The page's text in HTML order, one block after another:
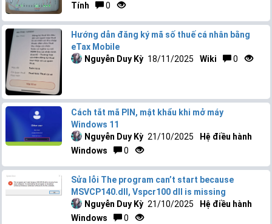
Tính
0
Hướng dẫn đăng ký mã số thuế cá nhân bằng
eTax Mobile
Nguyễn Duy Kỳ 18/11/2025 Wiki 0
Cách tắt mã PIN, mật khẩu khi mở máy
Windows 11
Nguyễn Duy Kỳ 21/10/2025
Hệ điều hành
Windows
0
Sửa lỗi The program can’t start because
MSVCP140.dll, Vspcr100 dll is missing
Nguyễn Duy Kỳ 21/10/2025
Hệ điều hành
Windows
0